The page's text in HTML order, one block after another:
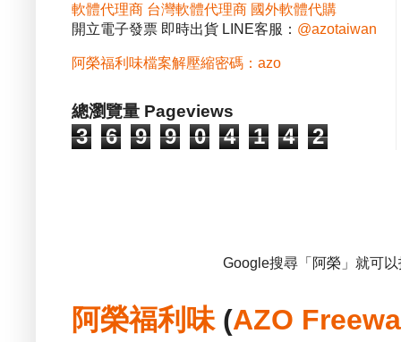
軟體代理商 台灣軟體代理商 國外軟體代購
開立電子發票 即時出貨 LINE客服： @azotaiwan
阿榮福利味檔案解壓縮密碼：azo
總瀏覽量 Pageviews
3 6 9 9 0 4 1 4 2
Google搜尋「阿榮」就可
阿榮福利味(AZO